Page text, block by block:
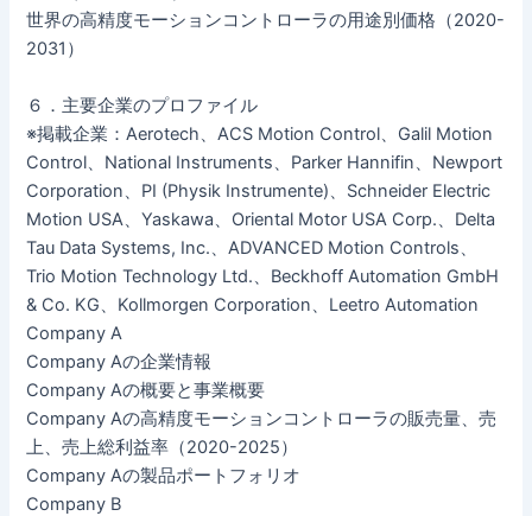
世界の高精度モーションコントローラの用途別価格（2020-
2031）
６．主要企業のプロファイル
※掲載企業：Aerotech、ACS Motion Control、Galil Motion
Control、National Instruments、Parker Hannifin、Newport
Corporation、PI (Physik Instrumente)、Schneider Electric
Motion USA、Yaskawa、Oriental Motor USA Corp.、Delta
Tau Data Systems, Inc.、ADVANCED Motion Controls、
Trio Motion Technology Ltd.、Beckhoff Automation GmbH
& Co. KG、Kollmorgen Corporation、Leetro Automation
Company A
Company Aの企業情報
Company Aの概要と事業概要
Company Aの高精度モーションコントローラの販売量、売
上、売上総利益率（2020-2025）
Company Aの製品ポートフォリオ
Company B